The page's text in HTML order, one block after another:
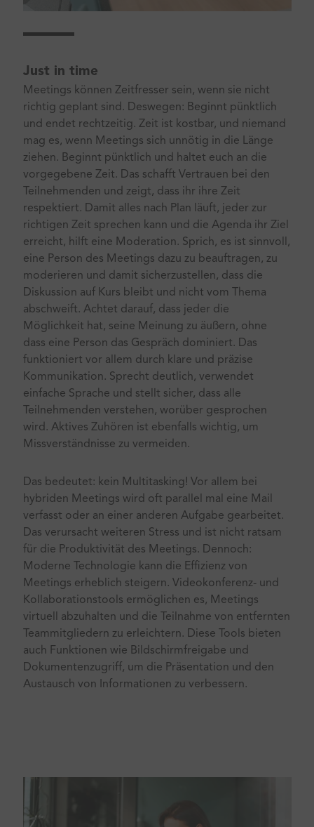
Just in time
Meetings können Zeitfresser sein, wenn sie nicht
richtig geplant sind. Deswegen: Beginnt pünktlich
und endet rechtzeitig. Zeit ist kostbar, und niemand
mag es, wenn Meetings sich unnötig in die Länge
ziehen. Beginnt pünktlich und haltet euch an die
vorgegebene Zeit. Das schafft Vertrauen bei den
Teilnehmenden und zeigt, dass ihr ihre Zeit
respektiert. Damit alles nach Plan läuft, jeder zur
richtigen Zeit sprechen kann und die Agenda ihr Ziel
erreicht, hilft eine Moderation. Sprich, es ist sinnvoll,
eine Person des Meetings dazu zu beauftragen, zu
moderieren und damit sicherzustellen, dass die
Diskussion auf Kurs bleibt und nicht vom Thema
abschweift. Achtet darauf, dass jeder die
Möglichkeit hat, seine Meinung zu äußern, ohne
dass eine Person das Gespräch dominiert. Das
funktioniert vor allem durch klare und präzise
Kommunikation. Sprecht deutlich, verwendet
einfache Sprache und stellt sicher, dass alle
Teilnehmenden verstehen, worüber gesprochen
wird. Aktives Zuhören ist ebenfalls wichtig, um
Missverständnisse zu vermeiden.
Das bedeutet: kein Multitasking! Vor allem bei
hybriden Meetings wird oft parallel mal eine Mail
verfasst oder an einer anderen Aufgabe gearbeitet.
Das verursacht weiteren Stress und ist nicht ratsam
für die Produktivität des Meetings. Dennoch:
Moderne Technologie kann die Effizienz von
Meetings erheblich steigern. Videokonferenz- und
Kollaborationstools ermöglichen es, Meetings
virtuell abzuhalten und die Teilnahme von entfernten
Teammitgliedern zu erleichtern. Diese Tools bieten
auch Funktionen wie Bildschirmfreigabe und
Dokumentenzugriff, um die Präsentation und den
Austausch von Informationen zu verbessern.